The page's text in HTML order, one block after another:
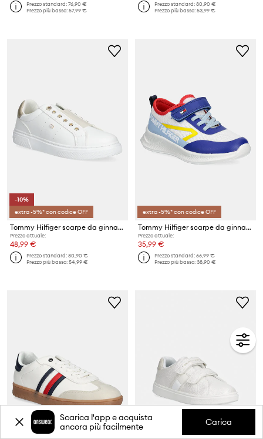
Prezzo standard:76,90 €
Prezzo più basso:57,99 €
Prezzo standard:80,90 €
Prezzo più basso:53,99 €
-10%
extra -5%* con codice OFF
Tommy Hilfiger scarpe da ginnastica per bambini
Prezzo attuale:
48,99 €
Prezzo standard:80,90 €
Prezzo più basso:54,99 €
extra -5%* con codice OFF
Tommy Hilfiger scarpe da ginnastica per bambini
Prezzo attuale:
35,99 €
Prezzo standard:66,99 €
Prezzo più basso:38,90 €
Scarica l'app e acquista
ancora più facilmente
Carica